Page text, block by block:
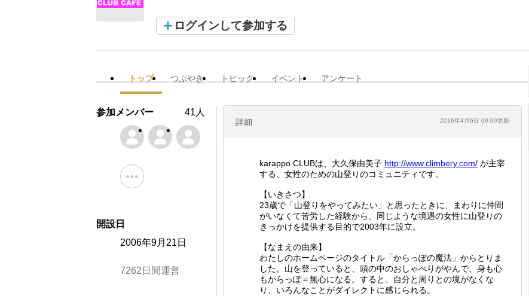
ログインして参加する
トップ つぶやき トピック イベント アンケート
詳細 2016年4月6日 00:00更新
karappo CLUBは、大久保由美子 http://www.climbery.com/ が主宰
する、女性のための山登りのコミュニティです。
【いきさつ】
23歳で「山登りをやってみたい」と思ったときに、まわりに仲間
がいなくて苦労した経験から、同じような境遇の女性に山登りの
きっかけを提供する目的で2003年に設立。
【なまえの由来】
わたしのホームページのタイトル「からっぽの魔法」からとりま
した。山を登っていると、頭の中のおしゃべりがやんで、身も心
もからっぽ＝無心になる。すると、自分と周りとの境がなくな
り、いろんなことがダイレクトに感じられる。
参加メンバー 41人
開設日
2006年9月21日
7262日間運営